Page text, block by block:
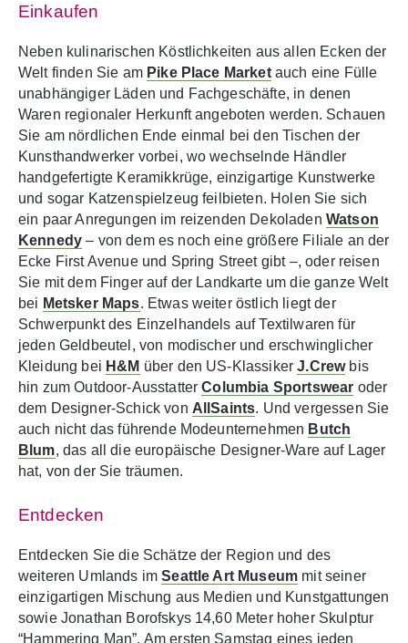
Einkaufen
Neben kulinarischen Köstlichkeiten aus allen Ecken der
Welt finden Sie am Pike Place Marketauch eine Fülle
unabhängiger Läden und Fachgeschäfte, in denen
Waren regionaler Herkunft angeboten werden. Schauen
Sie am nördlichen Ende einmal bei den Tischen der
Kunsthandwerker vorbei, wo wechselnde Händler
handgefertigte Keramikkrüge, einzigartige Kunstwerke
und sogar Katzenspielzeug feilbieten. Holen Sie sich
ein paar Anregungen im reizenden Dekoladen Watson
Kennedy – von dem es noch eine größere Filiale an der
Ecke First Avenue und Spring Street gibt –, oder reisen
Sie mit dem Finger auf der Landkarte um die ganze Welt
bei Metsker Maps. Etwas weiter östlich liegt der
Schwerpunkt des Einzelhandels auf Textilwaren für
jeden Geldbeutel, von modischer und erschwinglicher
Kleidung bei H&M über den US-KlassikerJ.Crewbis
hin zum Outdoor-AusstatterColumbia Sportswear oder
dem Designer-Schick von AllSaints. Und vergessen Sie
auch nicht das führende Modeunternehmen Butch
Blum, das all die europäische Designer-Ware auf Lager
hat, von der Sie träumen.
Entdecken
Entdecken Sie die Schätze der Region und des
weiteren Umlands imSeattle Art Museum mit seiner
einzigartigen Mischung aus Medien und Kunstgattungen
sowie Jonathan Borofskys 14,60 Meter hoher Skulptur
“Hammering Man”. Am ersten Samstag eines jeden